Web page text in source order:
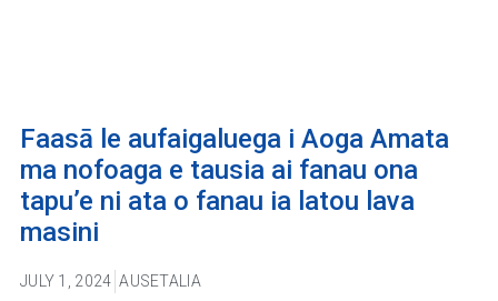
Faasā le aufaigaluega i Aoga Amata
ma nofoaga e tausia ai fanau ona
tapu’e ni ata o fanau ia latou lava
masini
JULY 1, 2024 AUSETALIA